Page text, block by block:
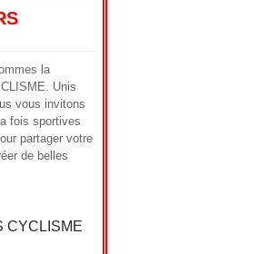
la
Unis
vous invitons
fois sportives
partager votre
de belles